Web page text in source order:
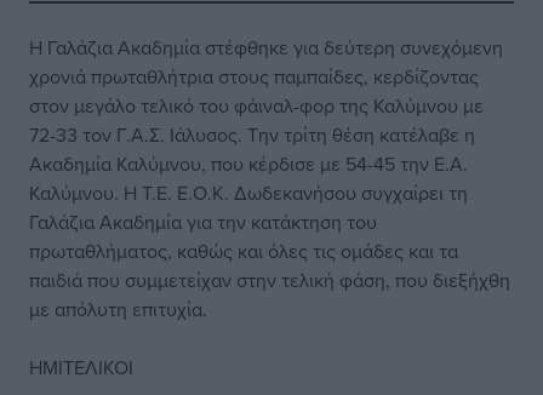
Η Γαλάζια Ακαδημία στέφθηκε για δεύτερη συνεχόμενη
χρονιά πρωταθλήτρια στους παμπαίδες, κερδίζοντας
στον μεγάλο τελικό του φάιναλ-φορ της Καλύμνου με
72-33 τον Γ.Α.Σ. Ιάλυσος. Την τρίτη θέση κατέλαβε η
Ακαδημία Καλύμνου, που κέρδισε με 54-45 την Ε.Α.
Καλύμνου. Η Τ.Ε. Ε.Ο.Κ. Δωδεκανήσου συγχαίρει τη
Γαλάζια Ακαδημία για την κατάκτηση του
πρωταθλήματος, καθώς και όλες τις ομάδες και τα
παιδιά που συμμετείχαν στην τελική φάση, που διεξήχθη
με απόλυτη επιτυχία.
ΗΜΙΤΕΛΙΚΟΙ